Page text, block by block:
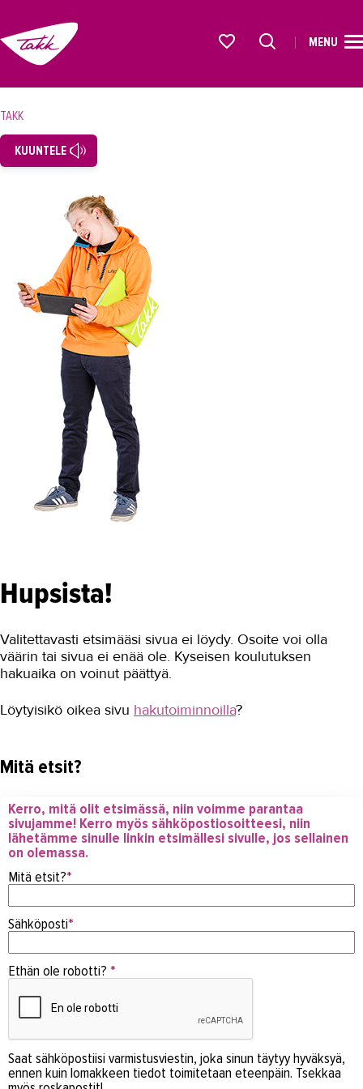
OPISKELIJAKSI
YRITYKSILLE
TAKK
AJANKOHTAISTA
OMA TAKK
YHTEYSTIEDOT
IN ENGLISH
MENU
TAKK
KUUNTELE
Hupsista!
Valitettavasti etsimääsi sivua ei löydy. Osoite voi olla
väärin tai sivua ei enää ole. Kyseisen koulutuksen
hakuaika on voinut päättyä.
Löytyisikö oikea sivu hakutoiminnoilla?
Mitä etsit?
Kerro, mitä olit etsimässä, niin voimme parantaa
sivujamme! Kerro myös sähköpostiosoitteesi, niin
lähetämme sinulle linkin etsimällesi sivulle, jos sellainen
on olemassa.
Mitä etsit?*
Sähköposti*
Ethän ole robotti? *
Saat sähköpostiisi varmistusviestin, joka sinun täytyy hyväksyä,
ennen kuin lomakkeen tiedot toimitetaan eteenpäin. Tsekkaa